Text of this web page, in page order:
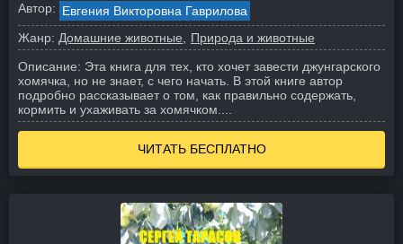
Автор: Евгения Викторовна Гаврилова
Жанр: Домашние животные
Природа и животные
Описание: Эта книга для тех, кто хочет завести джунгарского
хомячка, но не знает, с чего начать. В этой книге автор
подробно рассказывает о том, как правильно содержать,
кормить и ухаживать за хомячком....
ЧИТАТЬ БЕСПЛАТНО